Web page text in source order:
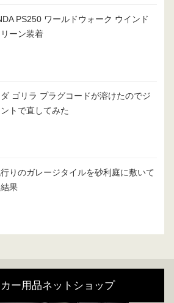
PS250 ワールドウォーク ウインド
ーン装着
ゴリラ プラグコードが溶けたのでジ
ントで直してみた
りのガレージタイルを砂利庭に敷いて
果
ー用品ネットショップ